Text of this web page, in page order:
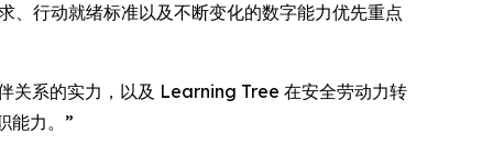
行动就绪标准以及不断变化的数字能力优先重点
系的实力，以及 Learning Tree 在安全劳动力转
能力。”